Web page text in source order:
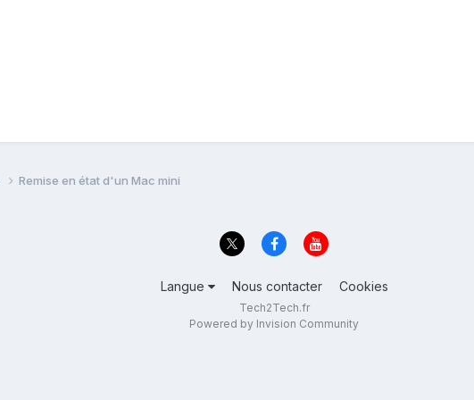
Remise en état d'un Mac mini
Langue Nous contacter Cookies
Tech2Tech.fr
Powered by Invision Community